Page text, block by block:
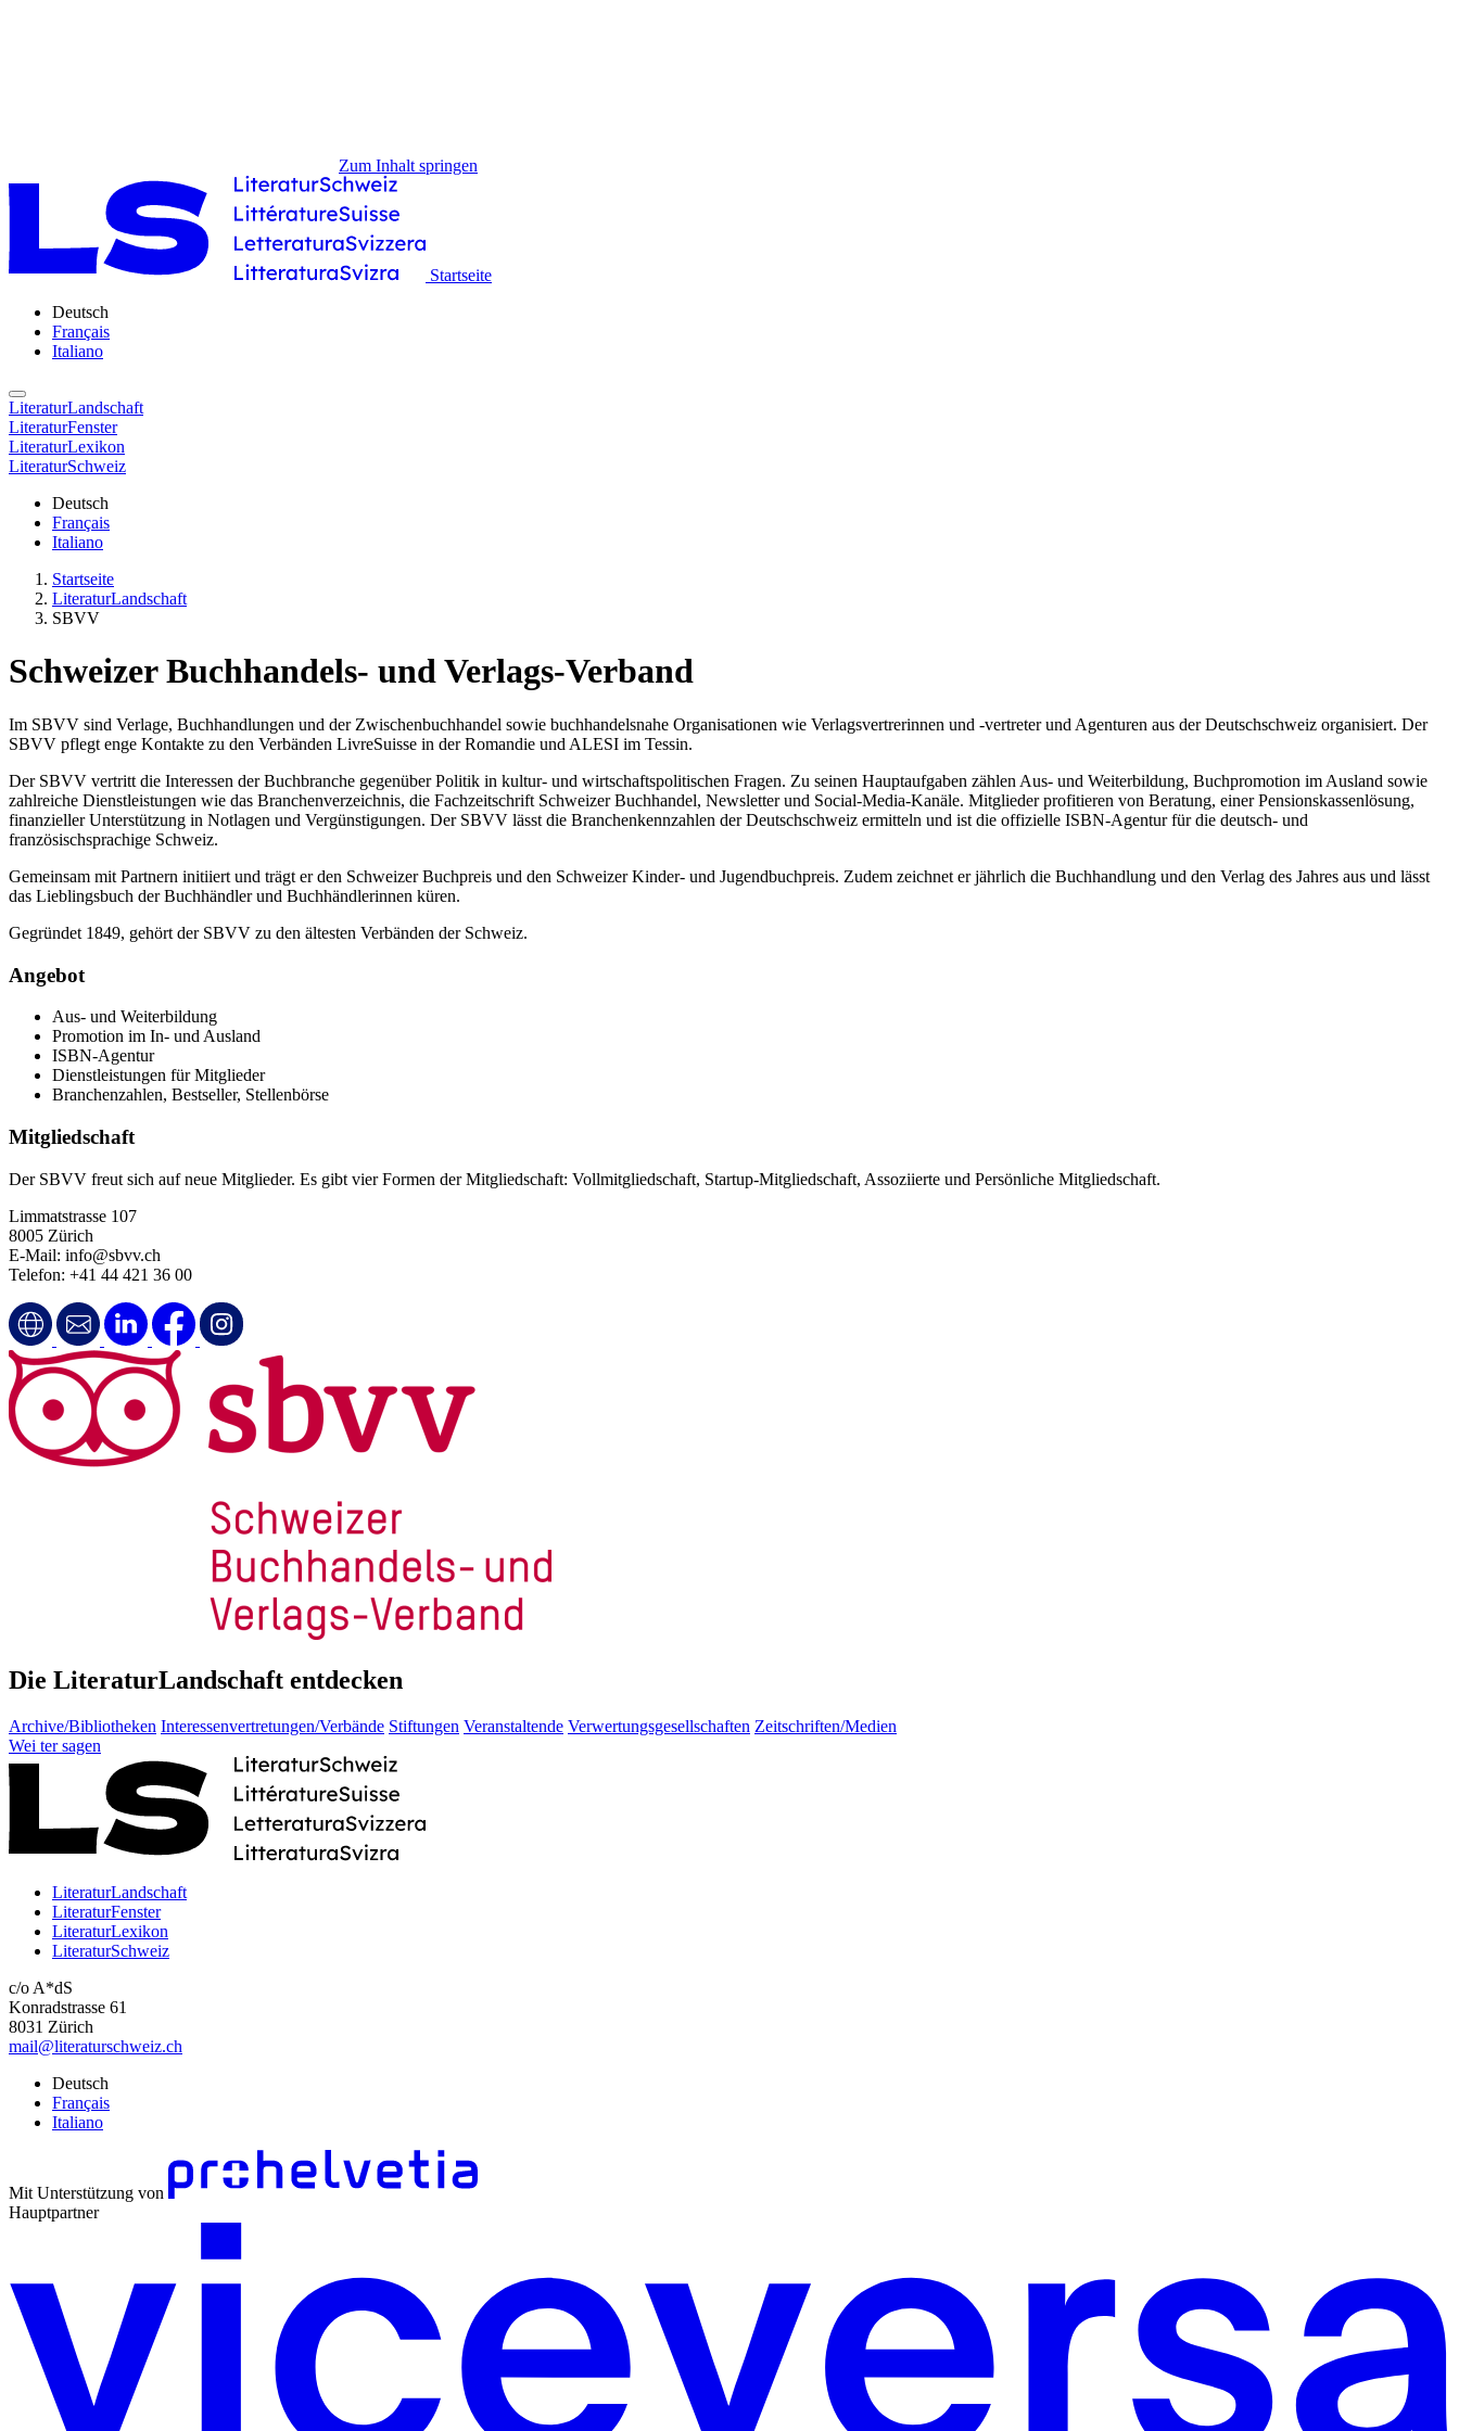
Zum Inhalt springen
Startseite
Deutsch
Français
Italiano
LiteraturLandschaft
LiteraturFenster
LiteraturLexikon
LiteraturSchweiz
Deutsch
Français
Italiano
Startseite
LiteraturLandschaft
SBVV
Schweizer Buchhandels- und Verlags-Verband
Im SBVV sind Verlage, Buchhandlungen und der Zwischenbuchhandel sowie buchhandelsnahe Organisationen wie Verlagsvertrerinnen und -vertreter und Agenturen aus der Deutschschweiz organisiert. Der
SBVV pflegt enge Kontakte zu den Verbänden LivreSuisse in der Romandie und ALESI im Tessin.
Der SBVV vertritt die Interessen der Buchbranche gegenüber Politik in kultur- und wirtschaftspolitischen Fragen. Zu seinen Hauptaufgaben zählen Aus- und Weiterbildung, Buchpromotion im Ausland sowie
zahlreiche Dienstleistungen wie das Branchenverzeichnis, die Fachzeitschrift Schweizer Buchhandel, Newsletter und Social-Media-Kanäle. Mitglieder profitieren von Beratung, einer Pensionskassenlösung,
finanzieller Unterstützung in Notlagen und Vergünstigungen. Der SBVV lässt die Branchenkennzahlen der Deutschschweiz ermitteln und ist die offizielle ISBN-Agentur für die deutsch- und
französischsprachige Schweiz.
Gemeinsam mit Partnern initiiert und trägt er den Schweizer Buchpreis und den Schweizer Kinder- und Jugendbuchpreis. Zudem zeichnet er jährlich die Buchhandlung und den Verlag des Jahres aus und lässt
das Lieblingsbuch der Buchhändler und Buchhändlerinnen küren.
Gegründet 1849, gehört der SBVV zu den ältesten Verbänden der Schweiz.
Angebot
Aus- und Weiterbildung
Promotion im In- und Ausland
ISBN-Agentur
Dienstleistungen für Mitglieder
Branchenzahlen, Bestseller, Stellenbörse
Mitgliedschaft
Der SBVV freut sich auf neue Mitglieder. Es gibt vier Formen der Mitgliedschaft: Vollmitgliedschaft, Startup-Mitgliedschaft, Assoziierte und Persönliche Mitgliedschaft.
Limmatstrasse 107
8005 Zürich
E-Mail: info@sbvv.ch
Telefon: +41 44 421 36 00
Die LiteraturLandschaft entdecken
Archive/Bibliotheken Interessenvertretungen/Verbände Stiftungen Veranstaltende Verwertungsgesellschaften Zeitschriften/Medien
Wei ter sagen
LiteraturLandschaft
LiteraturFenster
LiteraturLexikon
LiteraturSchweiz
c/o A*dS
Konradstrasse 61
8031 Zürich
mail@literaturschweiz.ch
Deutsch
Français
Italiano
Mit Unterstützung von
Hauptpartner